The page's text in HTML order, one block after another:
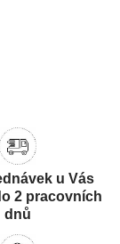
u Vás
2 pracovních
dnů